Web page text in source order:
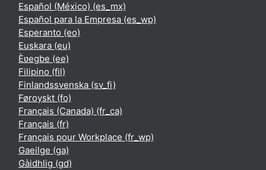
Español (México) ‎(es_mx)‎
Español para la Empresa ‎(es_wp)‎
Esperanto ‎(eo)‎
Euskara ‎(eu)‎
Èʋegbe ‎(ee)‎
Filipino ‎(fil)‎
Finlandssvenska ‎(sv_fi)‎
Føroyskt ‎(fo)‎
Français (Canada) ‎(fr_ca)‎
Français ‎(fr)‎
Français pour Workplace ‎(fr_wp)‎
Gaeilge ‎(ga)‎
Gàidhlig ‎(gd)‎